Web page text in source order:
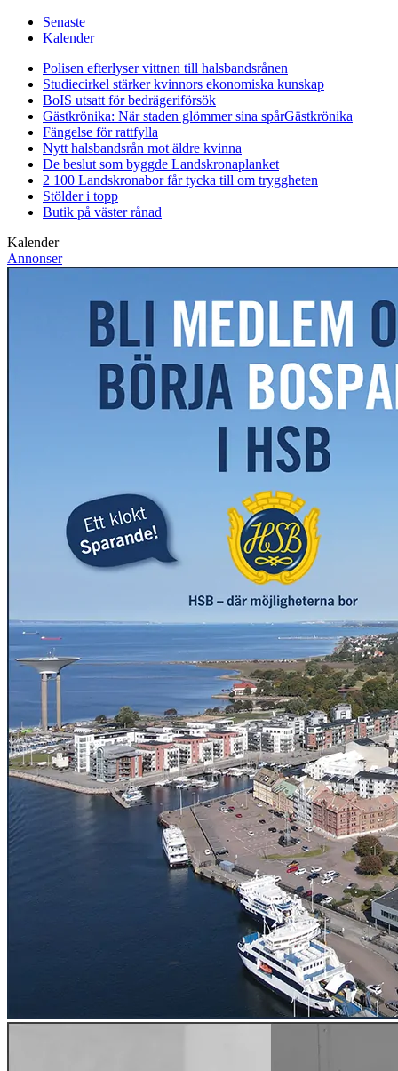
Senaste
Kalender
Polisen efterlyser vittnen till halsbandsrånen
Studiecirkel stärker kvinnors ekonomiska kunskap
BoIS utsatt för bedrägeriförsök
Gästkrönika: När staden glömmer sina spårGästkrönika
Fängelse för rattfylla
Nytt halsbandsrån mot äldre kvinna
De beslut som byggde Landskronaplanket
2 100 Landskronabor får tycka till om tryggheten
Stölder i topp
Butik på väster rånad
Kalender
Annonser